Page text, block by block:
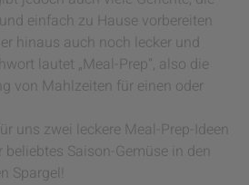
einfach zu Hause vorbereiten
hinaus auch noch lecker und
lautet „Meal-Prep“, also die
von Mahlzeiten für einen oder
uns zwei leckere Meal-Prep-Ideen
Saison-Gemüse in den
Spargel!